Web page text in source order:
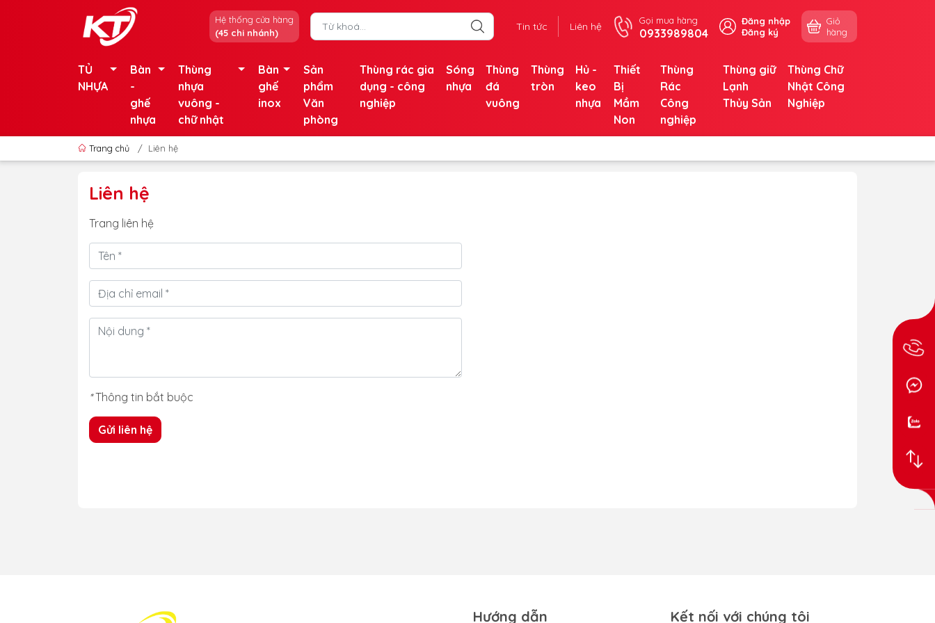
Hệ thống cửa hàng
(45 chi nhánh)
Tin tức Liên hệ Gọi mua hàng
0933989804
Đăng nhập
Đăng ký
Giỏ
hàng
TỦ
NHỰA
Bàn
-
ghế
nhựa
Thùng
nhựa
vuông -
chữ nhật
Bàn
ghế
inox
Sản
phẩm
Văn
phòng
Thùng rác gia
dụng - công
nghiệp
Sóng
nhựa
Thùng
đá
vuông
Thùng
tròn
Hủ -
keo
nhựa
Thiết
Bị
Mầm
Non
Thùng
Rác
Công
nghiệp
Thùng giữ
Lạnh
Thủy Sản
Thùng Chữ
Nhật Công
Nghiệp
Trang chủ / Liên hệ
Liên hệ
Trang liên hệ
*Thông tin bắt buộc
Gửi liên hệ
Hướng dẫn Kết nối với chúng tôi